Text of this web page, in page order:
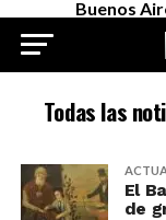
Buenos
Todas las
El
de